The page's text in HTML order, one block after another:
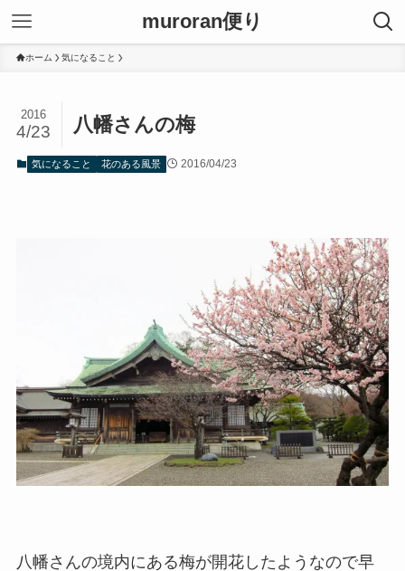
muroran便り
ホーム 気になること
八幡さんの梅
2016
4/23
気になること 花のある風景 2016/04/23
八幡さんの境内にある梅が開花したようなので早